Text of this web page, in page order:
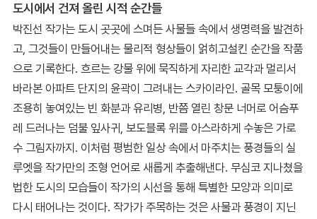
도시에서 건져 올린 시적 순간들
박진선 작가는 도시 곳곳에 스며든 사물들 속에서 생명력을 발견하
고, 그것들이 만들어내는 물리적 형상들이 얽히고설킨 순간을 작품
으로 기록한다. 흐르는 강물 위에 묵직하게 자리한 교각과 멀리서
바라본 아파트 단지의 윤곽이 그려내는 스카이라인. 골목 모퉁이에
조용히 놓여있는 빈 화분과 유리병, 반쯤 열린 창문 너머로 어슴푸
레 드러나는 덤불 잎사귀, 보도블록 위를 아스라하게 수놓은 가로
수 그림자까지. 이처럼 평범한 일상 속에서 마주치는 풍경들의 실
루엣을 작가만의 조형 언어로 새롭게 추출해낸다. 무심코 지나쳤을
법한 도시의 모습들이 작가의 시선을 통해 특별한 모양과 의미로
다시 태어나는 것이다. 작가가 주목하는 것은 사물과 풍경이 지닌